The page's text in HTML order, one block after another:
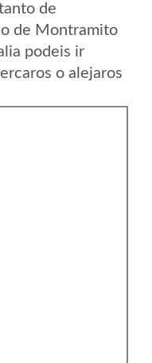
de
de Montramito
podeis ir
o alejaros